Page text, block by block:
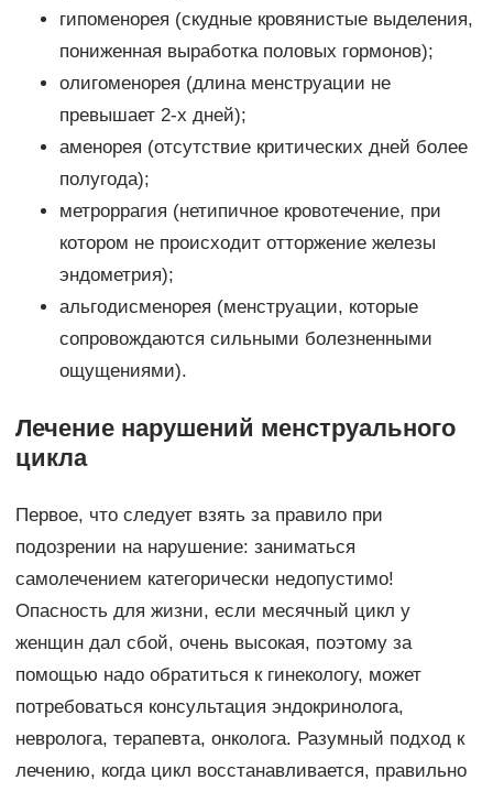
гипоменорея (скудные кровянистые выделения,
пониженная выработка половых гормонов);
олигоменорея (длина менструации не
превышает 2-х дней);
аменорея (отсутствие критических дней более
полугода);
метроррагия (нетипичное кровотечение, при
котором не происходит отторжение железы
эндометрия);
альгодисменорея (менструации, которые
сопровождаются сильными болезненными
ощущениями).
Лечение нарушений менструального
цикла
Первое, что следует взять за правило при
подозрении на нарушение: заниматься
самолечением категорически недопустимо!
Опасность для жизни, если месячный цикл у
женщин дал сбой, очень высокая, поэтому за
помощью надо обратиться к гинекологу, может
потребоваться консультация эндокринолога,
невролога, терапевта, онколога. Разумный подход к
лечению, когда цикл восстанавливается, правильно